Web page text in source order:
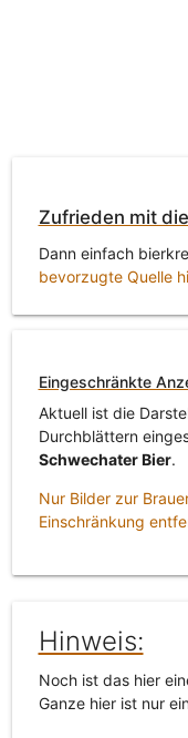
Zufrieden mit
Dann einfach
bevorzugte Quelle
Eingeschränkte
Aktuell ist die
Durchblättern
Schwechater Bier.
Nur Bilder zur
Einschränkung
Hinweis:
Noch ist das hier
Ganze hier ist nur